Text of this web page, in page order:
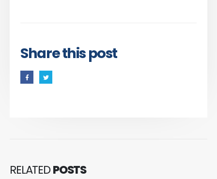
Share this post
RELATEDPOSTS